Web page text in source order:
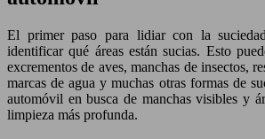
El primer paso para lidiar con la
identificar qué áreas están sucias. Esto
excrementos de aves, manchas de insectos,
marcas de agua y muchas otras formas de
automóvil en busca de manchas visibles y
limpieza más profunda.